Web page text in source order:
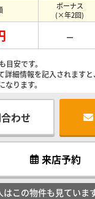
ボーナス
(×年2回)
－
安です。
詳細情報を記入されます
ります。
わせ
来店予約
はこの物件も見ていま